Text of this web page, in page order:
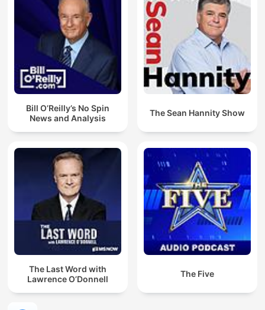
Bill O’Reilly’s No Spin
News and Analysis
The Sean Hannity Show
The Last Word with
Lawrence O’Donnell
The Five